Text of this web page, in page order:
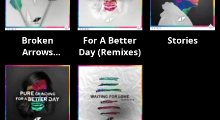
Broken
Arrows
(Remixes)
For A Better
Day (Remixes)
Stories